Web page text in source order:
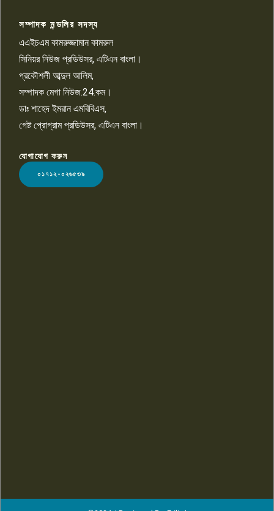
১০
LOGO
সম্পাদক মন্ডলির সদস্য
এএইচএম কামরুজ্জামান কামরুল
সিনিয়র নিউজ প্রডিউসর, এটিএন বাংলা।
প্রকৌশলী আব্দুল আলিম,
সম্পাদক মেগা নিউজ.24.কম।
ডাঃ শাহেদ ইমরান এমবিবিএস,
গেষ্ট প্রোগ্রাম প্রডিউসর, এটিএন বাংলা।
যোগাযোগ করুন
০১৭১২-০২৬৫৩৯